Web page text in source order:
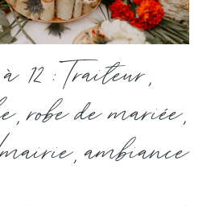
12 : Traiteur,
robe de mariée,
ambiance